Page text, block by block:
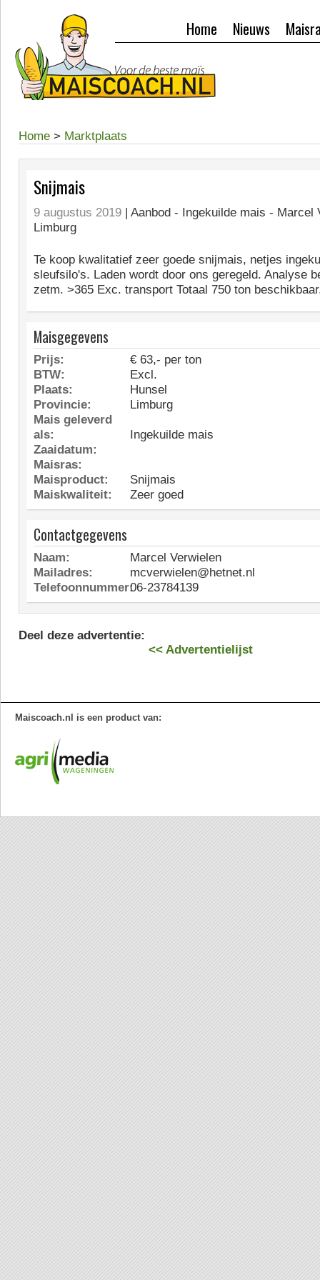
Nieuws
Home
Home > Marktplaats
Snijmais
9 augustus 2019 | Aanbod - Ingekuilde mais - Marcel
Limburg
Te koop kwalitatief zeer goede snijmais, netjes
sleufsilo's. Laden wordt door ons geregeld. Analyse
zetm. >365 Exc. transport Totaal 750 ton
Maisgegevens
Prijs:
€ 63,- per ton
BTW:
Excl.
Plaats:
Hunsel
Provincie:
Limburg
Mais geleverd
als:
Ingekuilde mais
Zaaidatum:
Maisras:
Maisproduct:
Snijmais
Maiskwaliteit:
Zeer goed
Contactgegevens
Naam:
Marcel Verwielen
Mailadres:
mcverwielen@hetnet.nl
Telefoonnummer:06-23784139
Deel deze advertentie:
<< Advertentielijst
Maiscoach.nl is een product van: